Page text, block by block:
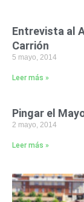
Entrevista al
Carrión
5 mayo, 2014
Leer más »
Pingar el
2 mayo, 2014
Leer más »